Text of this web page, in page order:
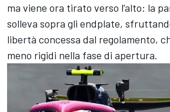
ma viene ora tirato verso l’alto: la
solleva sopra gli endplate,
libertà concessa dal regolamento,
meno rigidi nella fase di apertura.